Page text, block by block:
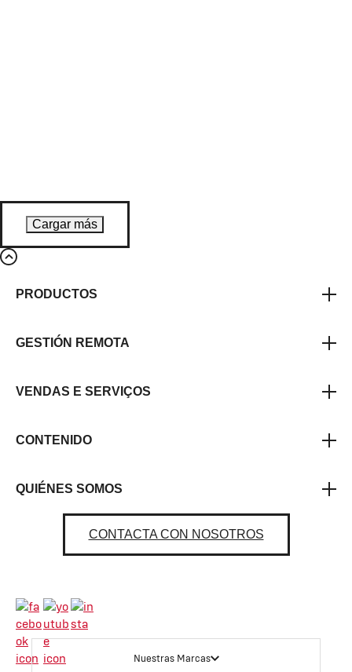
Cargar más
PRODUCTOS
GESTIÓN REMOTA
VENDAS E SERVIÇOS
CONTENIDO
QUIÉNES SOMOS
CONTACTA CON NOSOTROS
Nuestras Marcas